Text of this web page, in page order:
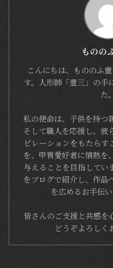
ものの
こんにちは、もののふ
す。人形師「壹三」の手
た。
私の使命は、子供を持つ
そして職人を応援し、彼
ピレーションをもたらす
を、甲冑愛好者に情熱を
与えることを目指してい
をブログで紹介し、作品
を広めるお手伝い
皆さんのご支援と共感を
どうぞよろしく